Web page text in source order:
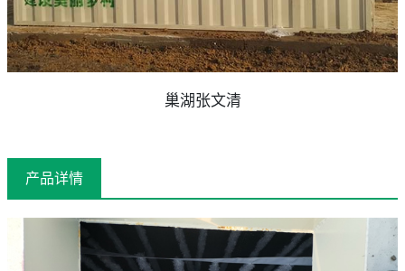
巢湖张文清
产品详情